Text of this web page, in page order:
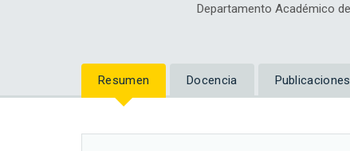
Departamento Académico
Resumen Docencia Publicaciones